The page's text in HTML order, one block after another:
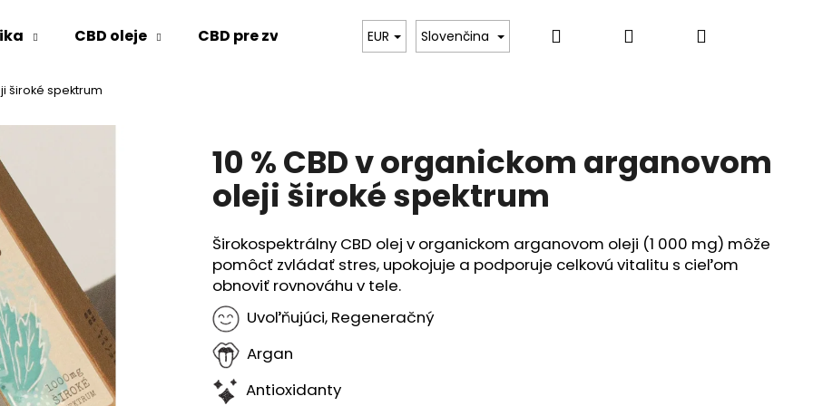
CBD oleje CBD pre zvieratá Blog
EUR Slovenčina Hľadať PrihlásenieNákupný
široké spektrum
10 % CBD v organickom arganovom
oleji široké spektrum
Širokospektrálny CBD olej v organickom arganovom oleji (1 000 mg) môže
pomôcť zvládať stres, upokojuje a podporuje celkovú vitalitu s cieľom
obnoviť rovnováhu v tele.
Uvoľňujúci, Regeneračný
Argan
Antioxidanty
Čo potrebujete nájsť?
HĽADAŤ